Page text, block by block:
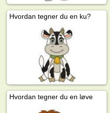
Hvordan tegner du en ku?
Hvordan tegner du en løve